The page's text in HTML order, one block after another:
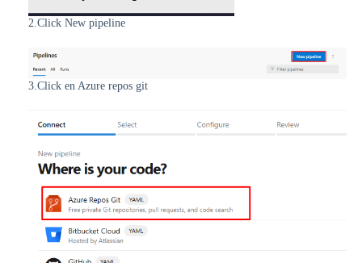
2.Click New pipeline
3.Click en Azure repos git